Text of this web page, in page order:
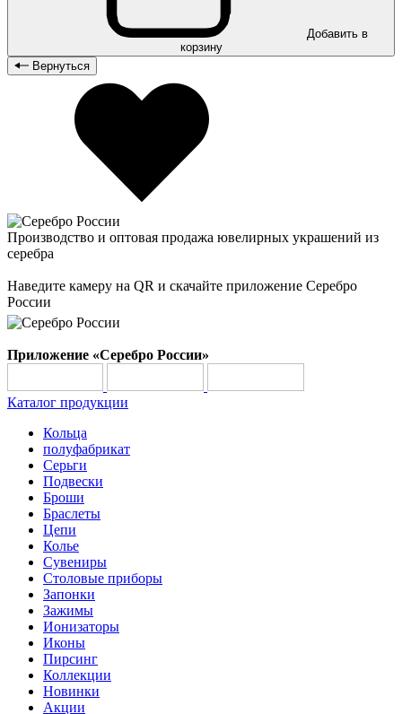
корзину
Вернуться
Производство и оптовая продажа ювелирных украшений из
серебра
Наведите камеру на QR и скачайте приложение Серебро
России
Приложение «Серебро России»
Каталог продукции
Кольца
полуфабрикат
Серьги
Подвески
Броши
Браслеты
Цепи
Колье
Сувениры
Столовые приборы
Запонки
Зажимы
Ионизаторы
Иконы
Пирсинг
Коллекции
Новинки
Акции